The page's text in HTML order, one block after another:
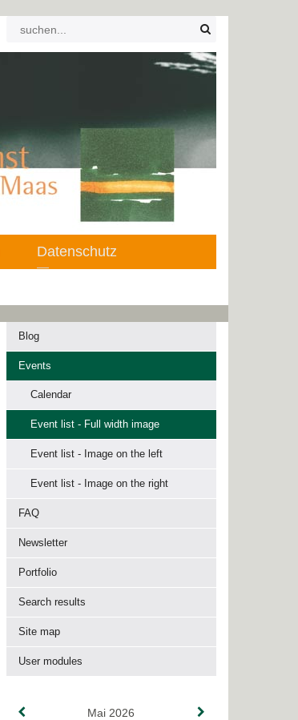
Datenschutz
Blog
Events
Calendar
Event list - Full width image
Event list - Image on the left
Event list - Image on the right
FAQ
Newsletter
Portfolio
Search results
Site map
User modules
Mai 2026